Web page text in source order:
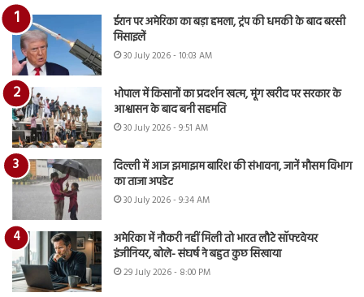
ईरान पर अमेरिका का बड़ा हमला, ट्रंप की धमकी के बाद बरसी
मिसाइलें
30 July 2026 - 10:03 AM
भोपाल में किसानों का प्रदर्शन खत्म, मूंग खरीद पर सरकार के
आश्वासन के बाद बनी सहमति
30 July 2026 - 9:51 AM
दिल्ली में आज झमाझम बारिश की संभावना, जानें मौसम विभाग
का ताजा अपडेट
30 July 2026 - 9:34 AM
अमेरिका में नौकरी नहीं मिली तो भारत लौटे सॉफ्टवेयर
इंजीनियर, बोले- संघर्ष ने बहुत कुछ सिखाया
29 July 2026 - 8:00 PM